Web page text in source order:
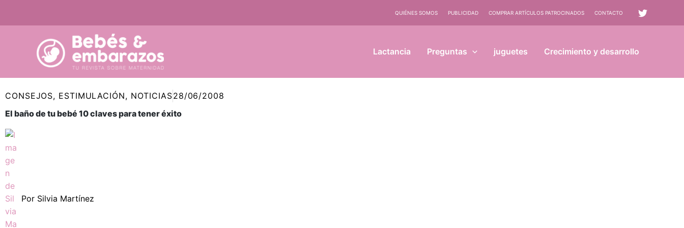
QUIÉNES SOMOS PUBLICIDAD COMPRAR ARTÍCULOS PATROCINADOS CONTACTO
Lactancia Preguntas juguetes Crecimiento y desarrollo
CONSEJOS, ESTIMULACIÓN, NOTICIAS28/06/2008
El baño de tu bebé 10 claves para tener éxito
Por Silvia Martínez